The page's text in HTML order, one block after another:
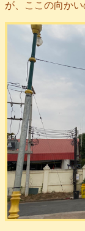
が、ここの向かい